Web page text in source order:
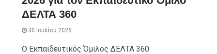
ΔΕΛΤΑ 360
30 Ιουλίου 2026
Ο Εκπαιδευτικός Όμιλος ΔΕΛΤΑ 360